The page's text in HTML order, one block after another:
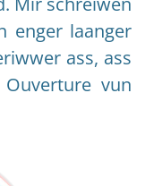
enger laanger
ass, ass
vun